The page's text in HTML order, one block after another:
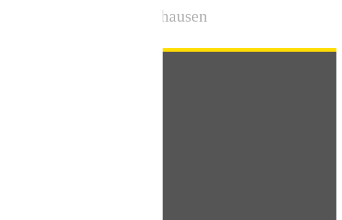
Fürholzen, Hetzenhausen